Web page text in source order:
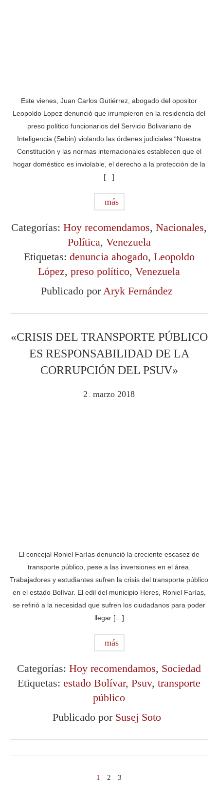
Este vienes, Juan Carlos Gutiérrez, abogado del opositor
Leopoldo Lopez denunció que irrumpieron en la residencia del
preso político funcionarios del Servicio Bolivariano de
Inteligencia (Sebin) violando las órdenes judiciales “Nuestra
Constitución y las normas internacionales establecen que el
hogar doméstico es inviolable, el derecho a la protección de la
[…]
más
Categorías: Hoy recomendamos, Nacionales,
Política, Venezuela
Etiquetas: denuncia abogado, Leopoldo
López, preso político, Venezuela
Publicado por Aryk Fernández
«CRISIS DEL TRANSPORTE PÚBLICO
ES RESPONSABILIDAD DE LA
CORRUPCIÓN DEL PSUV»
2 marzo 2018
El concejal Roniel Farías denunció la creciente escasez de
transporte público, pese a las inversiones en el área.
Trabajadores y estudiantes sufren la crisis del transporte público
en el estado Bolívar. El edil del municipio Heres, Roniel Farías,
se refirió a la necesidad que sufren los ciudadanos para poder
llegar […]
más
Categorías: Hoy recomendamos, Sociedad
Etiquetas: estado Bolívar, Psuv, transporte
público
Publicado por Susej Soto
1 2 3